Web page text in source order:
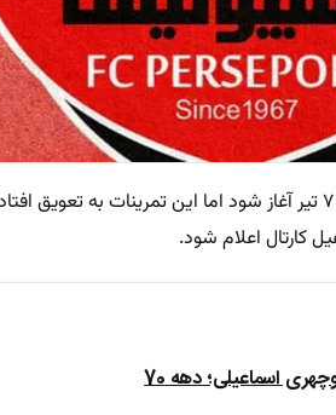
درحالی که قرار بود تمرینات تیم فوتبال پرسپولیس از ۷ تیر آغاز شود اما
کارتال اعلام شود.
اسماعیلی؛ دهه 70